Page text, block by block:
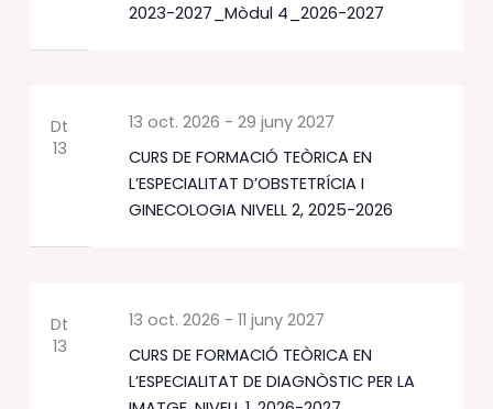
2023-2027_Mòdul 4_2026-2027
Dt
13
CURS DE FORMACIÓ TEÒRICA EN
L’ESPECIALITAT D’OBSTETRÍCIA I
GINECOLOGIA NIVELL 2, 2025-2026
13 oct. 2026 - 29 juny 2027
Dt
13
CURS DE FORMACIÓ TEÒRICA EN
L’ESPECIALITAT DE DIAGNÒSTIC PER LA
13 oct. 2026 - 11 juny 2027